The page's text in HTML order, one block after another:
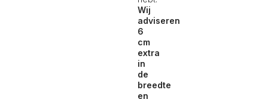
Wij
adviseren
6
cm
extra
in
de
breedte
en